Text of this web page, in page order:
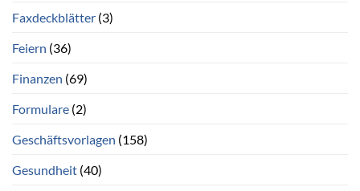
Faxdeckblätter (3)
Feiern (36)
Finanzen (69)
Formulare (2)
Geschäftsvorlagen (158)
Gesundheit (40)